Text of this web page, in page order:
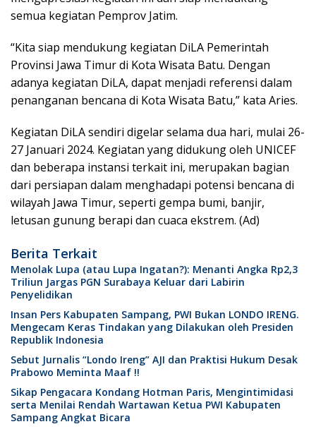
semua kegiatan Pemprov Jatim.
“Kita siap mendukung kegiatan DiLA Pemerintah
Provinsi Jawa Timur di Kota Wisata Batu. Dengan
adanya kegiatan DiLA, dapat menjadi referensi dalam
penanganan bencana di Kota Wisata Batu,” kata Aries.
Kegiatan DiLA sendiri digelar selama dua hari, mulai 26-
27 Januari 2024. Kegiatan yang didukung oleh UNICEF
dan beberapa instansi terkait ini, merupakan bagian
dari persiapan dalam menghadapi potensi bencana di
wilayah Jawa Timur, seperti gempa bumi, banjir,
letusan gunung berapi dan cuaca ekstrem. (Ad)
Berita Terkait
Menolak Lupa (atau Lupa Ingatan?): Menanti Angka Rp2,3
Triliun Jargas PGN Surabaya Keluar dari Labirin
Penyelidikan
Insan Pers Kabupaten Sampang, PWI Bukan LONDO IRENG.
Mengecam Keras Tindakan yang Dilakukan oleh Presiden
Republik Indonesia
Sebut Jurnalis “Londo Ireng” AJI dan Praktisi Hukum Desak
Prabowo Meminta Maaf !!
Sikap Pengacara Kondang Hotman Paris, Mengintimidasi
serta Menilai Rendah Wartawan Ketua PWI Kabupaten
Sampang Angkat Bicara